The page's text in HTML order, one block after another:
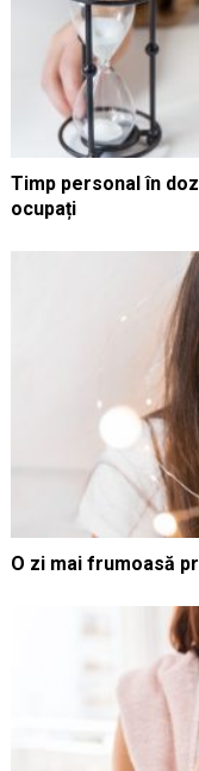
Timp personal în
ocupați
O zi mai frumoasă